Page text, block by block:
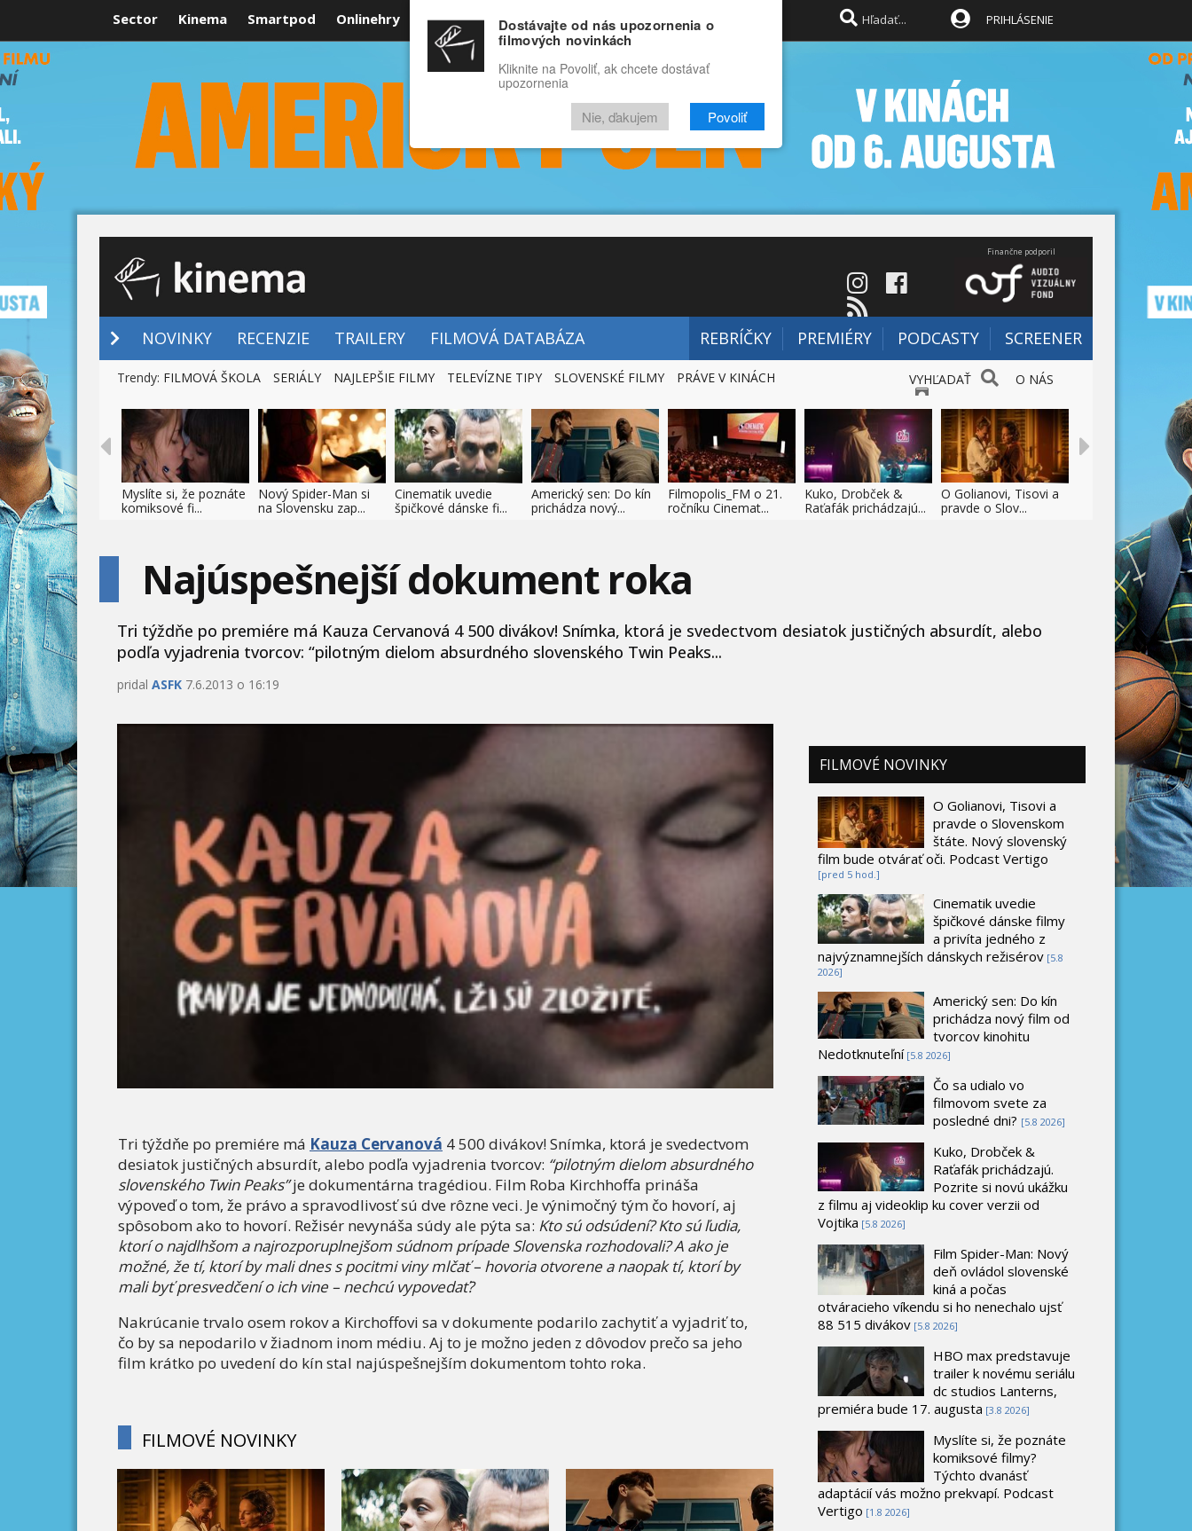
Sector Kinema Smartpod Onlinehry Rozprávky Funny Docu
RECENZIE VIDEÁ FILMY
PRIHLÁSENIE
Finančne podporil
NOVINKY RECENZIE TRAILERY FILMOVÁ DATABÁZA REBRÍČKY PREMIÉRY PODCASTY SCREENER
VYHĽADAŤ O NÁS
Trendy: FILMOVÁ ŠKOLA SERIÁLY NAJLEPŠIE FILMY TELEVÍZNE TIPY SLOVENSKÉ FILMY PRÁVE V KINÁCH
Myslíte si, že poznáte
komiksové fi...
Nový Spider-Man si
na Slovensku zap...
Cinematik uvedie
špičkové dánske fi...
Americký sen: Do kín
prichádza nový...
Filmopolis_FM o 21.
ročníku Cinemat...
Kuko, Drobček &
Raťafák prichádzajú...
O Golianovi, Tisovi a
pravde o Slov...
Najúspešnejší dokument roka
Tri týždňe po premiére má Kauza Cervanová 4 500 divákov! Snímka, ktorá je svedectvom desiatok justičných absurdít, alebo
podľa vyjadrenia tvorcov: “pilotným dielom absurdného slovenského Twin Peaks...
pridal ASFK 7.6.2013 o 16:19
Tri týždňe po premiére má Kauza Cervanová 4 500 divákov! Snímka, ktorá je svedectvom
desiatok justičných absurdít, alebo podľa vyjadrenia tvorcov: “pilotným dielom absurdného
slovenského Twin Peaks”je dokumentárna tragédiou. Film Roba Kirchhoffa prináša
výpoveď o tom, že právo a spravodlivosť sú dve rôzne veci. Je výnimočný tým čo hovorí, aj
spôsobom ako to hovorí. Režisér nevynáša súdy ale pýta sa: Kto sú odsúdení? Kto sú ľudia,
ktorí o najdlhšom a najrozporuplnejšom súdnom prípade Slovenska rozhodovali? A ako je
možné, že tí, ktorí by mali dnes s pocitmi viny mlčať – hovoria otvorene a naopak tí, ktorí by
mali byť presvedčení o ich vine – nechcú vypovedať?
Nakrúcanie trvalo osem rokov a Kirchoffovi sa v dokumente podarilo zachytiť a vyjadriť to,
čo by sa nepodarilo v žiadnom inom médiu. Aj to je možno jeden z dôvodov prečo sa jeho
film krátko po uvedení do kín stal najúspešnejším dokumentom tohto roka.
FILMOVÉ NOVINKY
FILMOVÉ NOVINKY
O Golianovi, Tisovi a
pravde o Slovenskom
štáte. Nový slovenský
film bude otvárať oči. Podcast Vertigo
[pred 5 hod.]
Cinematik uvedie
špičkové dánske filmy
a privíta jedného z
najvýznamnejších dánskych režisérov [5.8
2026]
Americký sen: Do kín
prichádza nový film od
tvorcov kinohitu
Nedotknuteľní [5.8 2026]
Čo sa udialo vo
filmovom svete za
posledné dni? [5.8 2026]
Kuko, Drobček &
Raťafák prichádzajú.
Pozrite si novú ukážku
z filmu aj videoklip ku cover verzii od
Vojtika [5.8 2026]
Film Spider-Man: Nový
deň ovládol slovenské
kiná a počas
otváracieho víkendu si ho nenechalo ujsť
88 515 divákov [5.8 2026]
HBO max predstavuje
trailer k novému seriálu
dc studios Lanterns,
premiéra bude 17. augusta [3.8 2026]
Myslíte si, že poznáte
komiksové filmy?
Týchto dvanásť
adaptácií vás možno prekvapí. Podcast
Vertigo [1.8 2026]
Dostávajte od nás upozornenia o
filmových novinkách
Kliknite na Povoliť, ak chcete dostávať
upozornenia
Nie, ďakujem Povoliť